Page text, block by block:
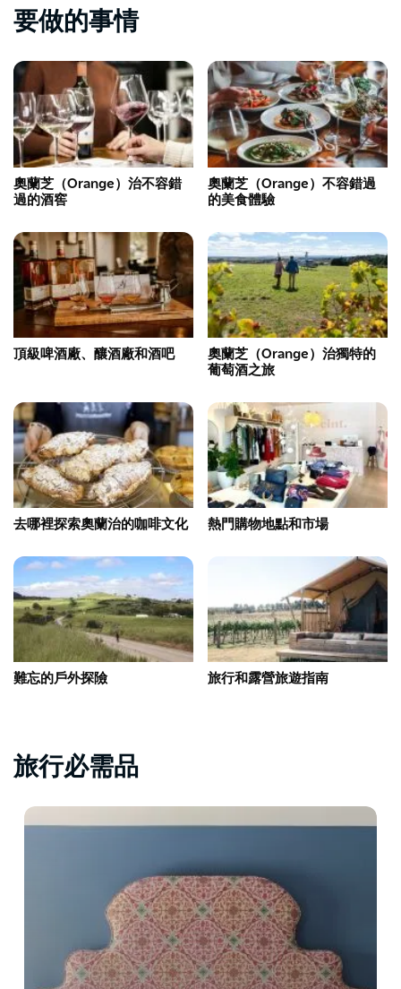
要做的事情
奧蘭芝（Orange）治不容錯
過的酒窖
奧蘭芝（Orange）不容錯過
的美食體驗
頂級啤酒廠、釀酒廠和酒吧
奧蘭芝（Orange）治獨特的
葡萄酒之旅
去哪裡探索奧蘭治的咖啡文化 熱門購物地點和市場
難忘的戶外探險 旅行和露營旅遊指南
旅行必需品